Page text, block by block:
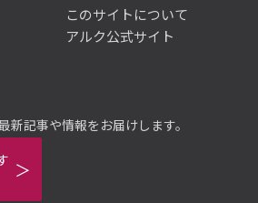
このサイトについて
アルク公式サイト
新記事や情報をお届けします。